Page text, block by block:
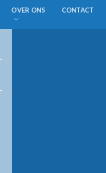
OVER ONS CONTACT